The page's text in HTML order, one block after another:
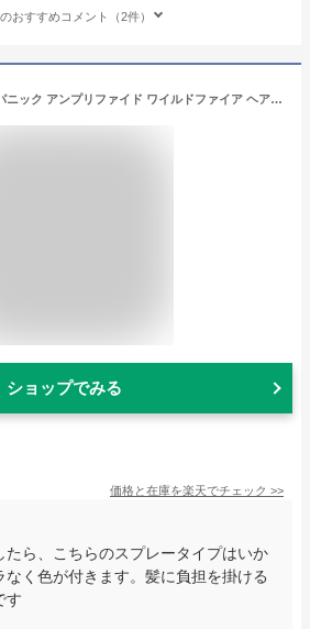
おすすめコメント（2件）
【即納】マニックパニック アンプリファイド ワイルドファイア ヘアカラー スプレー 100ml 送料無料【赤 レッド】MANIC PANIC 毛染め マニパニ
ショップでみる
価格と在庫を楽天でチェック >>
たら、こちらのスプレータイプはいか
く色が付きます。髪に負担を掛ける
す